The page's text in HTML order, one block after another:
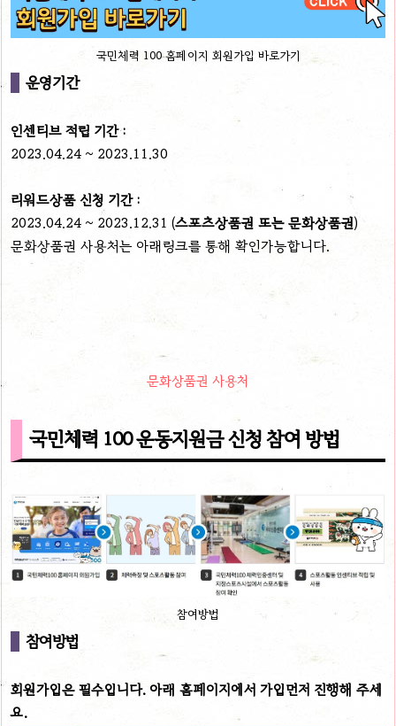
국민체력 100 홈페이지 회원가입 바로가기
운영기간
인센티브 적립 기간 :
2023.04.24 ~ 2023.11.30
리워드상품 신청 기간 :
2023.04.24 ~ 2023.12.31 (스포츠상품권 또는 문화상품권)
문화상품권 사용처는 아래링크를 통해 확인가능합니다.
문화상품권 사용처
국민체력 100 운동지원금 신청 참여 방법
참여방법
참여방법
회원가입은 필수입니다. 아래 홈페이지에서 가입먼저 진행해 주세
요.